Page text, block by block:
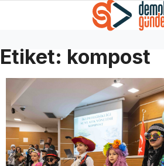
Etiket: kompost